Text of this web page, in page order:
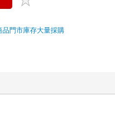
品門市庫存大量採購